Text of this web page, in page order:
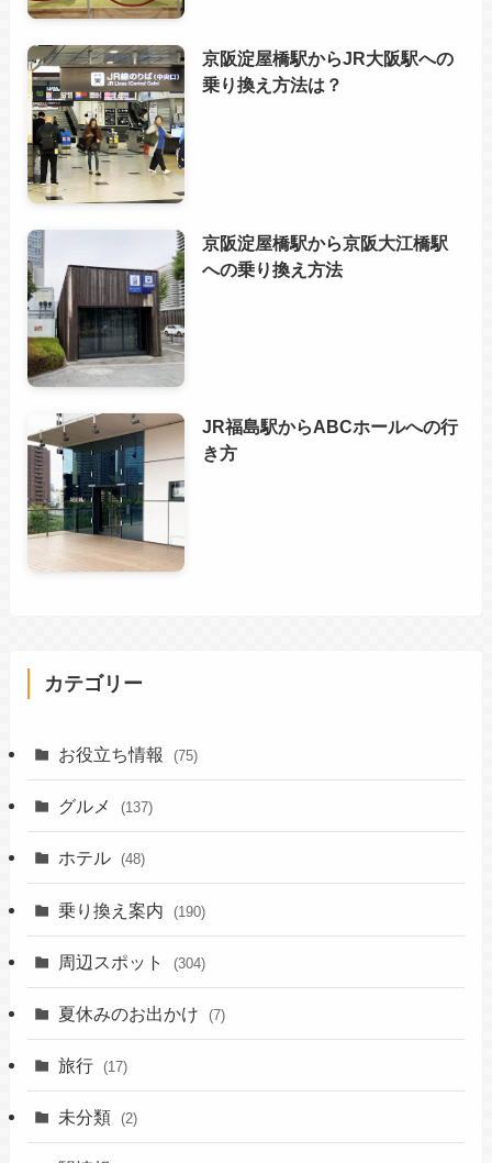
京阪淀屋橋駅からJR大阪駅への
乗り換え方法は？
京阪淀屋橋駅から京阪大江橋駅
への乗り換え方法
JR福島駅からABCホールへの行
き方
カテゴリー
お役立ち情報 (75)
グルメ (137)
ホテル (48)
乗り換え案内 (190)
周辺スポット (304)
夏休みのお出かけ (7)
旅行 (17)
未分類 (2)